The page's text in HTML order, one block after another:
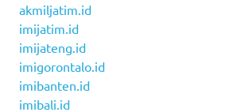
akmiljatim.id
imijatim.id
imijateng.id
imigorontalo.id
imibanten.id
imibali.id